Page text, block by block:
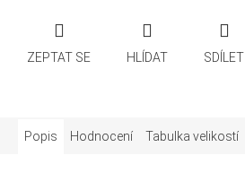
ZEPTAT SE HLÍDAT SDÍLET
Popis Hodnocení Tabulka velikostí